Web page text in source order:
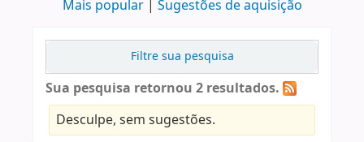
Mais popular
Sugestões de aquisição
Filtre sua pesquisa
Sua pesquisa retornou 2 resultados.
Desculpe, sem sugestões.